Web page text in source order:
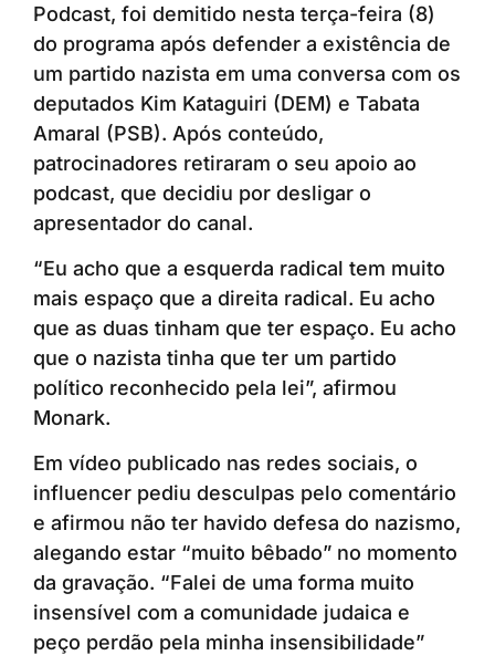
Podcast, foi demitido nesta terça-feira (8)
do programa após defender a existência de
um partido nazista em uma conversa com os
deputados Kim Kataguiri (DEM) e Tabata
Amaral (PSB). Após conteúdo,
patrocinadores retiraram o seu apoio ao
podcast, que decidiu por desligar o
apresentador do canal.
“Eu acho que a esquerda radical tem muito
mais espaço que a direita radical. Eu acho
que as duas tinham que ter espaço. Eu acho
que o nazista tinha que ter um partido
político reconhecido pela lei”, afirmou
Monark.
Em vídeo publicado nas redes sociais, o
influencer pediu desculpas pelo comentário
e afirmou não ter havido defesa do nazismo,
alegando estar “muito bêbado” no momento
da gravação. “Falei de uma forma muito
insensível com a comunidade judaica e
peço perdão pela minha insensibilidade”